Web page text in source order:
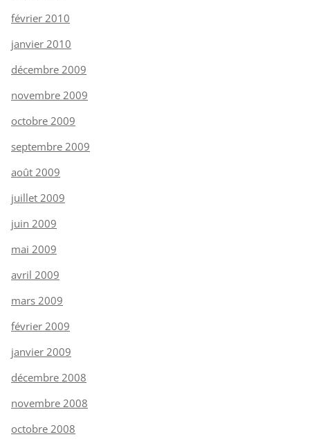
février 2010
janvier 2010
décembre 2009
novembre 2009
octobre 2009
septembre 2009
août 2009
juillet 2009
juin 2009
mai 2009
avril 2009
mars 2009
février 2009
janvier 2009
décembre 2008
novembre 2008
octobre 2008